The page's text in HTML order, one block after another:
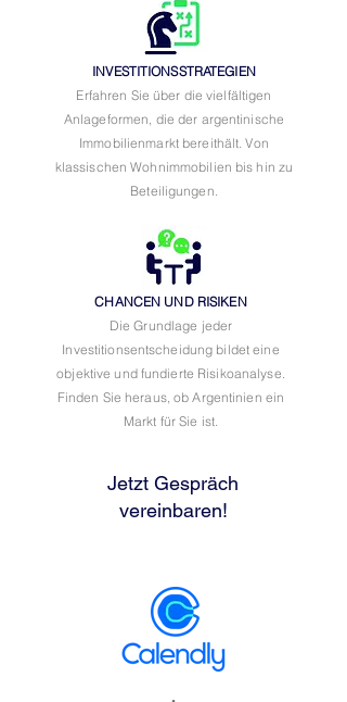
INVESTITIONSSTRATEGIEN
Erfahren Sie über die vielfältigen
Anlageformen, die der argentinische
Immobilienmarkt bereithält. Von
klassischen Wohnimmobilien bis hin zu
Beteiligungen.
CHANCEN UND RISIKEN
Die Grundlage jeder
Investitionsentscheidung bildet eine
objektive und fundierte Risikoanalyse.
Finden Sie heraus, ob Argentinien ein
Markt für Sie ist.
Jetzt Gespräch
vereinbaren!